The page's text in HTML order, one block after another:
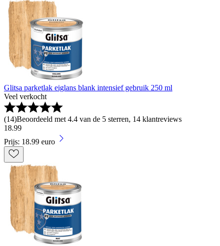
Glitsa parketlak eiglans blank intensief gebruik 250 ml
Veel verkocht
(14)Beoordeeld met 4.4 van de 5 sterren, 14 klantreviews
18.99
Prijs: 18.99 euro